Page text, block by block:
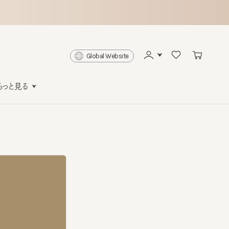
Global Website
る